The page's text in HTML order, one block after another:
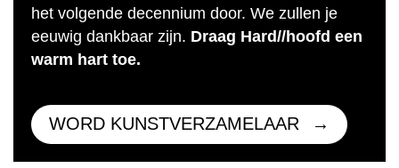
het volgende decennium door. We zullen je
eeuwig dankbaar zijn. Draag Hard//hoofd een
warm hart toe.
WORD KUNSTVERZAMELAAR